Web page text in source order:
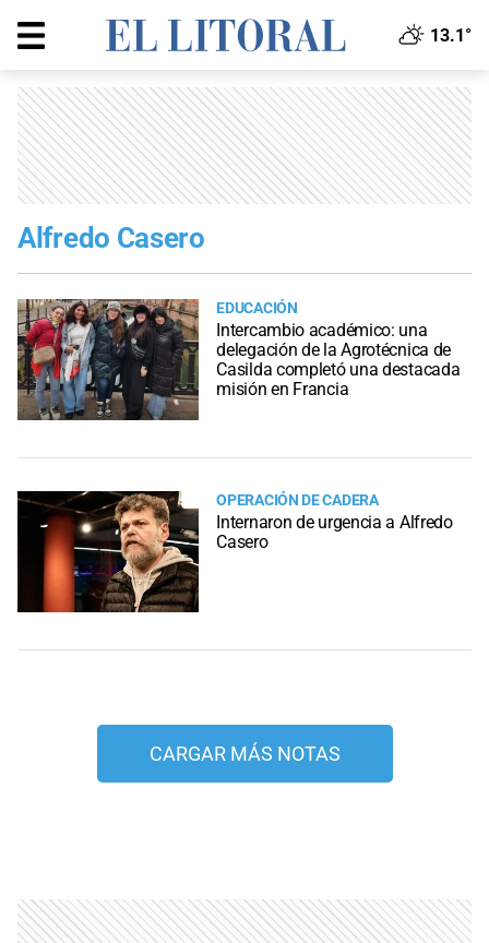
13.1°
Alfredo Casero
EDUCACIÓN
Intercambio académico: una
delegación de la Agrotécnica de
Casilda completó una destacada
misión en Francia
OPERACIÓN DE CADERA
Internaron de urgencia a Alfredo
Casero
CARGAR MÁS NOTAS